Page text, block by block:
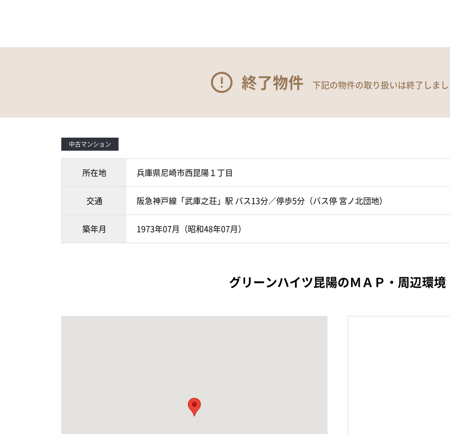
終了物件 下記の物件の取り扱いは終了しま
中古マンション
所在地 兵庫県尼崎市西昆陽１丁目
交通 阪急神戸線「武庫之荘」駅 バス13分／停歩5分（バス停 宮ノ北団地）
築年月 1973年07月（昭和48年07月）
グリーンハイツ昆陽のＭＡＰ・周辺環境